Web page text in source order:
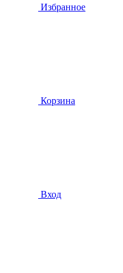
Избранное
Корзина
Вход